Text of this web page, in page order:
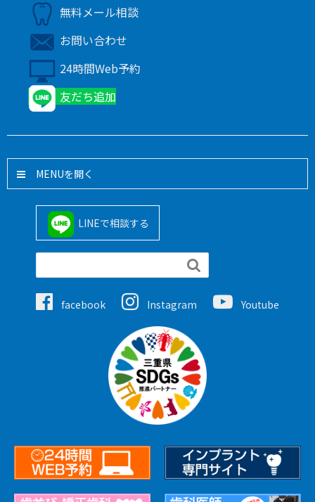
無料メール相談
お問い合わせ
24時間Web予約
友だち追加
MENU
LINEで相談する

facebook Instagram Youtube